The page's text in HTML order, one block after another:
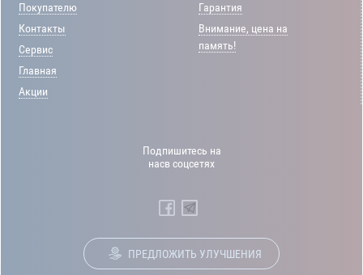
Покупателю
Контакты
Сервис
Главная
Акции
Гарантия
Внимание, цена на
память!
Подпишитесь на
насв соцсетях
ПРЕДЛОЖИТЬ УЛУЧШЕНИЯ